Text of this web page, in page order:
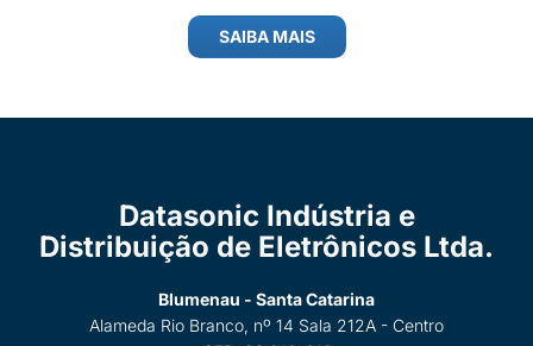
SAIBA MAIS
Datasonic Indústria e
Distribuição de Eletrônicos Ltda.
Blumenau - Santa Catarina
Alameda Rio Branco, nº 14 Sala 212A - Centro